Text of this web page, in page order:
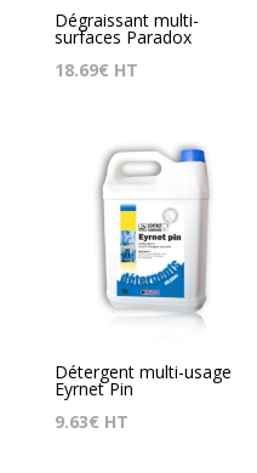
Dégraissant multi-
surfaces Paradox
18.69€ HT
Détergent multi-usage
Eyrnet Pin
9.63€ HT